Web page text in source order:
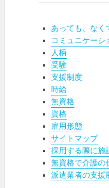
あっても、なく
コミュニケーシ
人柄
受験
支援制度
時給
無資格
資格
雇用形態
サイトマップ
採用する際に施
無資格で介護の
派遣業者の支援